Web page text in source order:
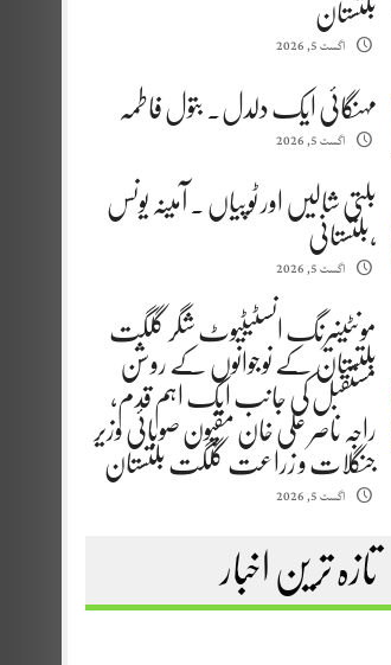
بلتستان
اگست 5, 2026
مہنگائی ایک دلدل. بتول فاطمہ
اگست 5, 2026
بلتی شالیں اور ٹوپیاں . آمینہ یونس
،بلتستانی
اگست 5, 2026
مونٹینیرنگ انسٹیٹیوٹ شگر گلگت
بلتستان کے نوجوانوں کے روشن
مستقبل کی جانب ایک اہم قدم،
راجہ ناصر علی خان مقپون صوبائی وزیر
جنگلات و زراعت گلگت بلتستان
اگست 5, 2026
تازہ ترین اخبار